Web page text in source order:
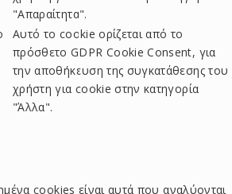
"Απαραίτητα".
Αυτό το cookie ορίζεται από το
πρόσθετο GDPR Cookie Consent, για
την αποθήκευση της συγκατάθεσης του
χρήστη για cookie στην κατηγορία
"Άλλα".
cookies είναι αυτά που αναλύονται